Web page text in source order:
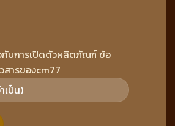
กับการเปิดตัวผลิตภัณฑ์ ข้อ
สารของcm77